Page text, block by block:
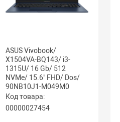
ASUS Vivobook/
X1504VA-BQ143/ i3-
1315U/ 16 Gb/ 512
NVMe/ 15.6" FHD/ Dos/
90NB10J1-M049M0
Код товара:
00000027454